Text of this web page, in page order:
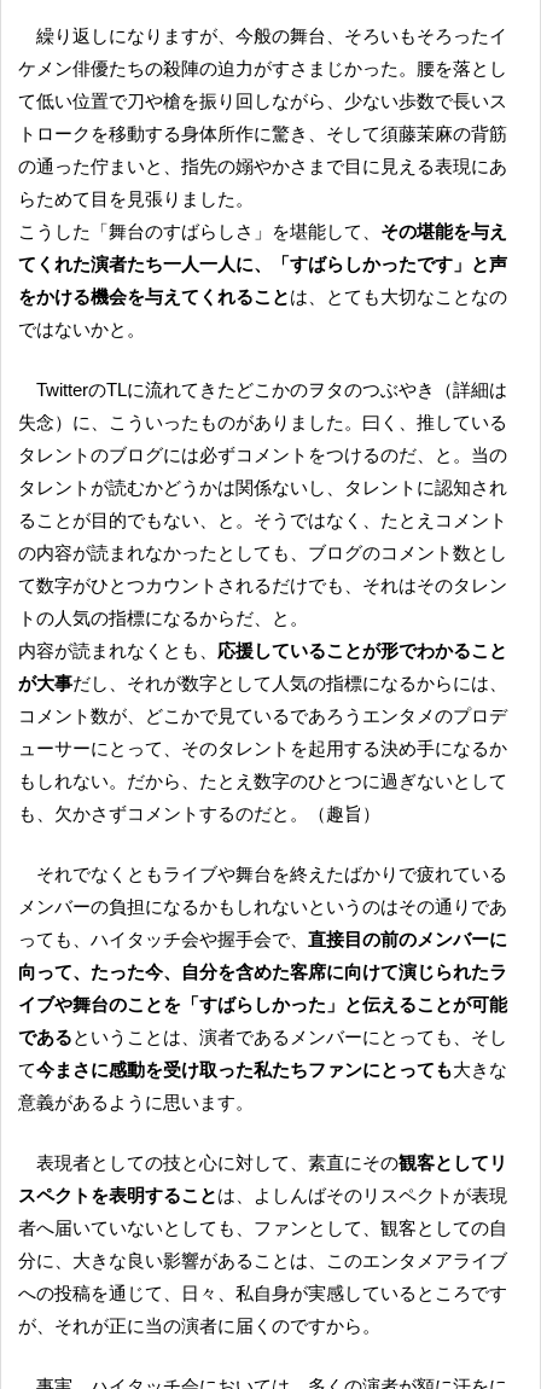
繰り返しになりますが、今般の舞台、そろいもそろったイ
ケメン俳優たちの殺陣の迫力がすさまじかった。腰を落とし
て低い位置で刀や槍を振り回しながら、少ない歩数で長いス
トロークを移動する身体所作に驚き、そして須藤茉麻の背筋
の通った佇まいと、指先の嫋やかさまで目に見える表現にあ
らためて目を見張りました。
こうした「舞台のすばらしさ」を堪能して、 その堪能を与え
てくれた演者たち一人一人に、「すばらしかったです」と声
をかける機会を与えてくれることは、とても大切なことなの
ではないかと。
TwitterのTLに流れてきたどこかのヲタのつぶやき（詳細は
失念）に、こういったものがありました。曰く、推している
タレントのブログには必ずコメントをつけるのだ、と。当の
タレントが読むかどうかは関係ないし、タレントに認知され
ることが目的でもない、と。そうではなく、たとえコメント
の内容が読まれなかったとしても、ブログのコメント数とし
て数字がひとつカウントされるだけでも、それはそのタレン
トの人気の指標になるからだ、と。
内容が読まれなくとも、 応援していることが形でわかること
が大事だし、それが数字として人気の指標になるからには、
コメント数が、どこかで見ているであろうエンタメのプロデ
ューサーにとって、そのタレントを起用する決め手になるか
もしれない。だから、たとえ数字のひとつに過ぎないとして
も、欠かさずコメントするのだと。（趣旨）
それでなくともライブや舞台を終えたばかりで疲れている
メンバーの負担になるかもしれないというのはその通りであ
っても、ハイタッチ会や握手会で、 直接目の前のメンバーに
向って、たった今、自分を含めた客席に向けて演じられたラ
イブや舞台のことを「すばらしかった」と伝えることが可能
であるということは、演者であるメンバーにとっても、そし
て今まさに感動を受け取った私たちファンにとっても大きな
意義があるように思います。
表現者としての技と心に対して、素直にその観客としてリ
スペクトを表明することは、よしんばそのリスペクトが表現
者へ届いていないとしても、ファンとして、観客としての自
分に、大きな良い影響があることは、このエンタメアライブ
への投稿を通じて、日々、私自身が実感しているところです
が、それが正に当の演者に届くのですから。